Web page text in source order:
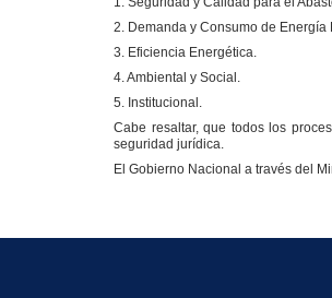
2. Demanda y Consumo de Energía
3. Eficiencia Energética.
4. Ambiental y Social.
5. Institucional.
Cabe resaltar, que todos los
seguridad jurídica.
El Gobierno Nacional a través del